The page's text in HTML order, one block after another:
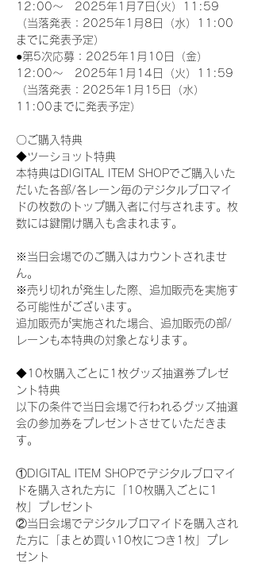
12:00～　2025年1月7日(火）11:59
（当落発表：2025年1月8日（水）11:00
までに発表予定）
●第5次応募：2025年1月10日（金）
12:00～　2025年1月14日（火）11:59
（当落発表：2025年1月15日（水）
11:00までに発表予定）
〇ご購入特典
◆ツーショット特典
本特典はDIGITAL ITEM SHOPでご購入いた
だいた各部/各レーン毎のデジタルブロマイ
ドの枚数のトップ購入者に付与されます。枚
数には鍵開け購入も含まれます。
※当日会場でのご購入はカウントされませ
ん。
※売り切れが発生した際、追加販売を実施す
る可能性がございます。
追加販売が実施された場合、追加販売の部/
レーンも本特典の対象となります。
◆10枚購入ごとに1枚グッズ抽選券プレゼ
ント特典
以下の条件で当日会場で行われるグッズ抽選
会の参加券をプレゼントさせていただきま
す。
①DIGITAL ITEM SHOPでデジタルブロマイ
ドを購入された方に「10枚購入ごとに1
枚」プレゼント
②当日会場でデジタルブロマイドを購入され
た方に「まとめ買い10枚につき1枚」プレ
ゼント